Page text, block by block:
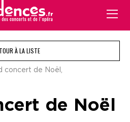
À LA LISTE
concert de Noël,
de Noël